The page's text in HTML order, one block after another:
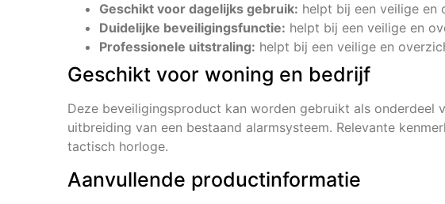
Geschikt voor dagelijks gebruik: helpt bij een veilige en
Duidelijke beveiligingsfunctie: helpt bij een veilige en
Professionele uitstraling: helpt bij een veilige en
Geschikt voor woning en bedrijf
Deze beveiligingsproduct kan worden gebruikt als
uitbreiding van een bestaand alarmsysteem. Relevante
tactisch horloge.
Aanvullende productinformatie